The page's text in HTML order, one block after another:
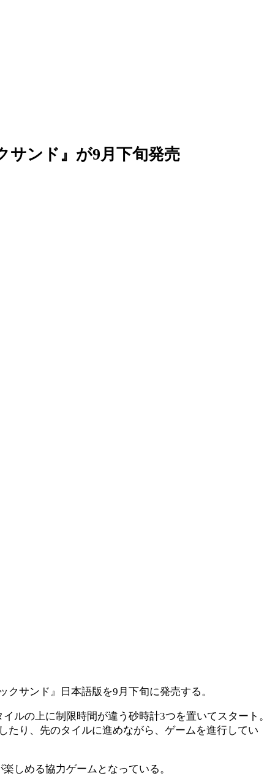
サンド』が9月下旬発売
サンド』日本語版を9月下旬に発売する。
ルの上に制限時間が違う砂時計3つを置いてスタート。
たり、先のタイルに進めながら、ゲームを進行してい
しめる協力ゲームとなっている。